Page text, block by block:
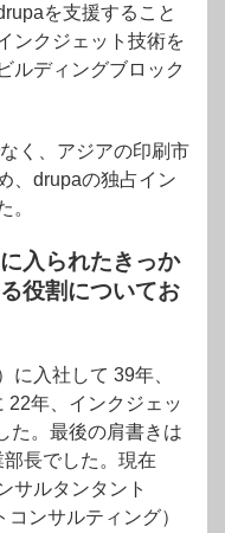
を支援すること
ンクジェット技術を
ルディングブロック
く、アジアの印刷市
、drupaの独占イン
。
入られたきっか
役割についてお
に入社して 39年、
22年、インクジェッ
た。最後の肩書きは
長でした。現在
サルタンタント
ンサルティング）